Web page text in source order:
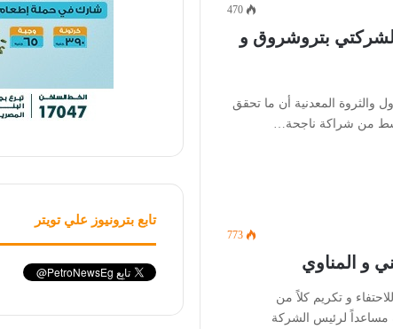
470
لشركتي بتروشروق و
والثروة المعدنية أن ما تحقق
من شراكة ناجحة…
773
و المناوي
و تكريم كلاً من
مساعداً لرئيس الشركة
تابع بترونيوز علي تويتر